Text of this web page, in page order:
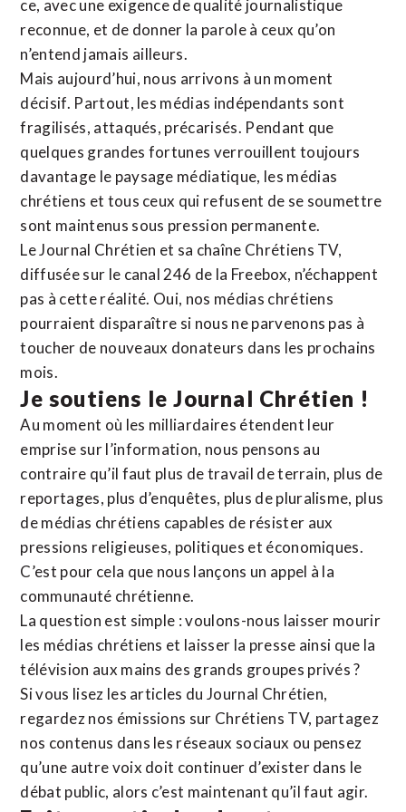
ce, avec une exigence de qualité journalistique
reconnue, et de donner la parole à ceux qu’on
n’entend jamais ailleurs.
Mais aujourd’hui, nous arrivons à un moment
décisif. Partout, les médias indépendants sont
fragilisés, attaqués, précarisés. Pendant que
quelques grandes fortunes verrouillent toujours
davantage le paysage médiatique, les médias
chrétiens et tous ceux qui refusent de se soumettre
sont maintenus sous pression permanente.
Le Journal Chrétien et sa chaîne Chrétiens TV,
diffusée sur le canal 246 de la Freebox, n’échappent
pas à cette réalité. Oui, nos médias chrétiens
pourraient disparaître si nous ne parvenons pas à
toucher de nouveaux donateurs dans les prochains
mois.
Je soutiens le Journal Chrétien !
Au moment où les milliardaires étendent leur
emprise sur l’information, nous pensons au
contraire qu’il faut plus de travail de terrain, plus de
reportages, plus d’enquêtes, plus de pluralisme, plus
de médias chrétiens capables de résister aux
pressions religieuses, politiques et économiques.
C’est pour cela que nous lançons un appel à la
communauté chrétienne.
La question est simple : voulons-nous laisser mourir
les médias chrétiens et laisser la presse ainsi que la
télévision aux mains des grands groupes privés ?
Si vous lisez les articles du Journal Chrétien,
regardez nos émissions sur Chrétiens TV, partagez
nos contenus dans les réseaux sociaux ou pensez
qu’une autre voix doit continuer d’exister dans le
débat public, alors c’est maintenant qu’il faut agir.